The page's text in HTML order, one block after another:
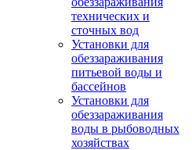
технических и
сточных вод
Установки для
обеззараживания
питьевой воды и
бассейнов
Установки для
обеззараживания
воды в рыбоводных
хозяйствах